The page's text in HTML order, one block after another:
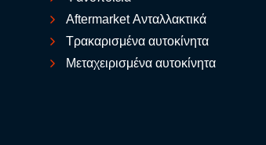
Aftermarket Ανταλλακτικά
Τρακαρισμένα αυτοκίνητα
Μεταχειρισμένα αυτοκίνητα